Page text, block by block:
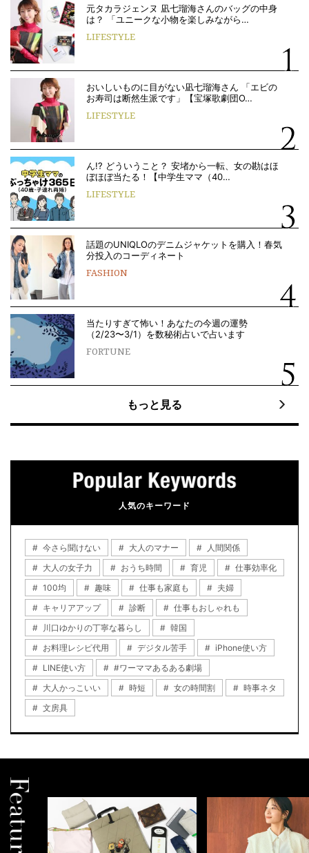
元タカラジェンヌ 凪七瑠海さんのバッグの中身
は？ 「ユニークな小物を楽しみながら…
LIFESTYLE
おいしいものに目がない凪七瑠海さん 「エビの
お寿司は断然生派です」【宝塚歌劇団O…
LIFESTYLE
ん!? どういうこと？ 安堵から一転、女の勘はほ
ぼほぼ当たる！【中学生ママ（40…
LIFESTYLE
話題のUNIQLOのデニムジャケットを購入！春気
分投入のコーディネート
FASHION
当たりすぎて怖い！あなたの今週の運勢
（2/23〜3/1）を数秘術占いで占います
FORTUNE
もっと見る
人気のキーワード
今さら聞けない 大人のマナー
人間関係
大人の女子力
おうち時間 育児
仕事効率化
100均
趣味 仕事も家庭も
夫婦
キャリアアップ
診断
仕事もおしゃれも
川口ゆかりの丁寧な暮らし
韓国
お料理レシピ代用
デジタル苦手
iPhone使い方
LINE使い方
#ワーママあるある劇場
大人かっこいい
時短 女の時間割
時事ネタ
文房具